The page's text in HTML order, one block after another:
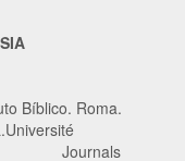
Bíblico. Roma.
Journals